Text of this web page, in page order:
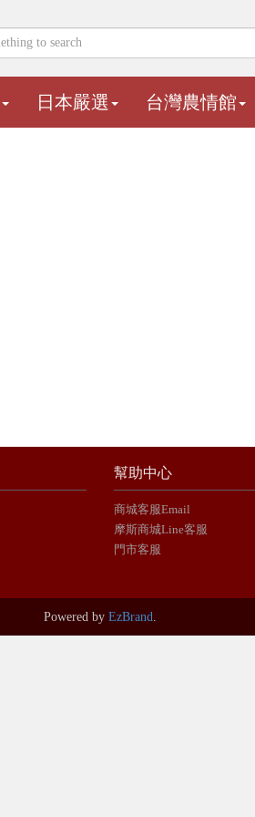
日本嚴選 台灣農情館
幫助中心
商城客服Email
摩斯商城Line客服
門市客服
Powered by EzBrand.